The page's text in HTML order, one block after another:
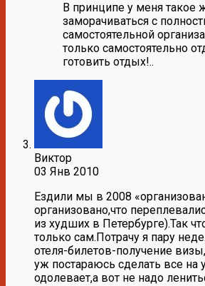
В принципе у меня такое
заморачиваться с
самостоятельной
только самостоятельно
готовить отдых!..
Виктор
03 Янв 2010
Ездили мы в 2008
организовано,что
из худших в Петербурге).Так
только сам.Потрачу я пару
отеля-билетов-получение
уж постараюсь сделать все
одолевает,а вот не надо